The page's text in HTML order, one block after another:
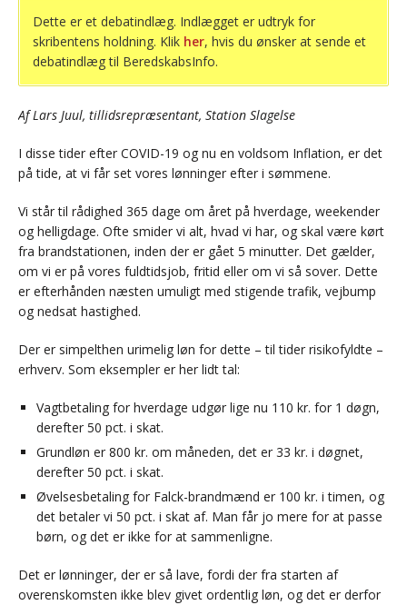
Dette er et debatindlæg. Indlægget er udtryk for
skribentens holdning. Klik her, hvis du ønsker at sende et
debatindlæg til BeredskabsInfo.
Af Lars Juul, tillidsrepræsentant, Station Slagelse
I disse tider efter COVID-19 og nu en voldsom Inflation, er det
på tide, at vi får set vores lønninger efter i sømmene.
Vi står til rådighed 365 dage om året på hverdage, weekender
og helligdage. Ofte smider vi alt, hvad vi har, og skal være kørt
fra brandstationen, inden der er gået 5 minutter. Det gælder,
om vi er på vores fuldtidsjob, fritid eller om vi så sover. Dette
er efterhånden næsten umuligt med stigende trafik, vejbump
og nedsat hastighed.
Der er simpelthen urimelig løn for dette – til tider risikofyldte –
erhverv. Som eksempler er her lidt tal:
Vagtbetaling for hverdage udgør lige nu 110 kr. for 1 døgn,
derefter 50 pct. i skat.
Grundløn er 800 kr. om måneden, det er 33 kr. i døgnet,
derefter 50 pct. i skat.
Øvelsesbetaling for Falck-brandmænd er 100 kr. i timen, og
det betaler vi 50 pct. i skat af. Man får jo mere for at passe
børn, og det er ikke for at sammenligne.
Det er lønninger, der er så lave, fordi der fra starten af
overenskomsten ikke blev givet ordentlig løn, og det er derfor